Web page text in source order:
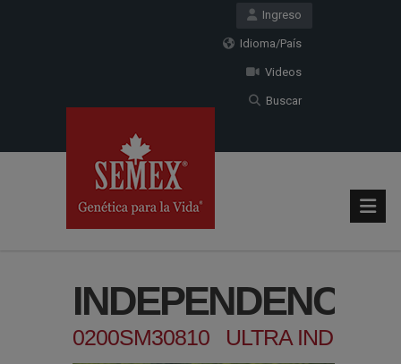
Ingreso
Idioma/País
Videos
Buscar